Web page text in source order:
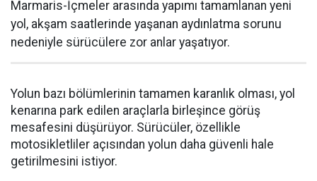
Marmaris-İçmeler arasında yapımı tamamlanan yeni
yol, akşam saatlerinde yaşanan aydınlatma sorunu
nedeniyle sürücülere zor anlar yaşatıyor.
Yolun bazı bölümlerinin tamamen karanlık olması, yol
kenarına park edilen araçlarla birleşince görüş
mesafesini düşürüyor. Sürücüler, özellikle
motosikletliler açısından yolun daha güvenli hale
getirilmesini istiyor.